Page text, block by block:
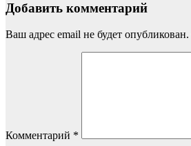
Добавить комментарий
Ваш адрес email не будет опубликован.
Комментарий *